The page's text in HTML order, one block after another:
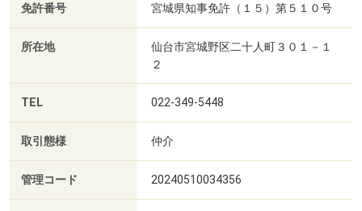
免許番号 宮城県知事免許（１５）第５１０号
所在地
仙台市宮城野区二十人町３０１－１
２
TEL 022-349-5448
取引態様 仲介
管理コード 20240510034356